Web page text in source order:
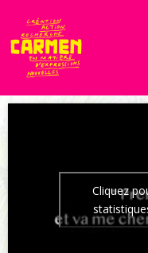
Cliquez